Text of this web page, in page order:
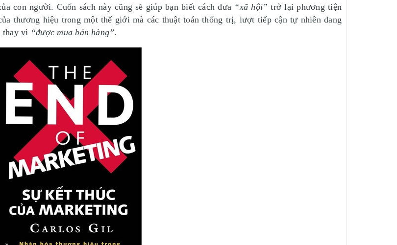
con người. Cuốn sách này cũng sẽ giúp bạn biết cách đưa “xã hội” trở lại phương tiện
thương hiệu trong một thế giới mà các thuật toán thống trị, lượt tiếp cận tự nhiên đang
thay vì “được mua bán hàng”.